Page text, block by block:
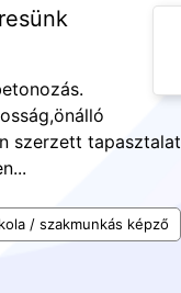
szerzett tapasztalat
/ szakmunkás képző